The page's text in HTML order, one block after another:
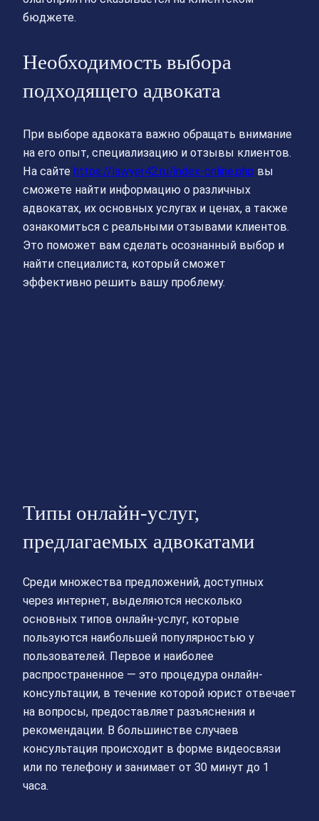
бюджете.
Необходимость выбора
подходящего адвоката
При выборе адвоката важно обращать внимание
на его опыт, специализацию и отзывы клиентов.
На сайте https://lawyer42.ru/index-online.php вы
сможете найти информацию о различных
адвокатах, их основных услугах и ценах, а также
ознакомиться с реальными отзывами клиентов.
Это поможет вам сделать осознанный выбор и
найти специалиста, который сможет
эффективно решить вашу проблему.
Типы онлайн-услуг,
предлагаемых адвокатами
Среди множества предложений, доступных
через интернет, выделяются несколько
основных типов онлайн-услуг, которые
пользуются наибольшей популярностью у
пользователей. Первое и наиболее
распространенное — это процедура онлайн-
консультации, в течение которой юрист отвечает
на вопросы, предоставляет разъяснения и
рекомендации. В большинстве случаев
консультация происходит в форме видеосвязи
или по телефону и занимает от 30 минут до 1
часа.